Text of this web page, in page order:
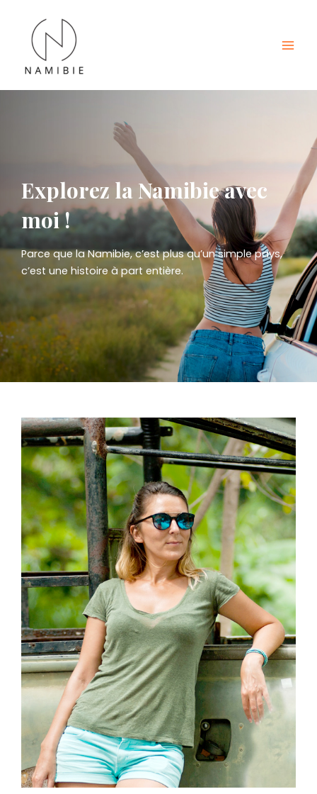
contenu
Explorez la Namibie avec
moi !
Parce que la Namibie, c’est plus qu’un simple pays,
c’est une histoire à part entière.